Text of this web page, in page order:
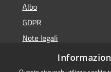
Albo
GDPR
Note legali
Dichiarazione di